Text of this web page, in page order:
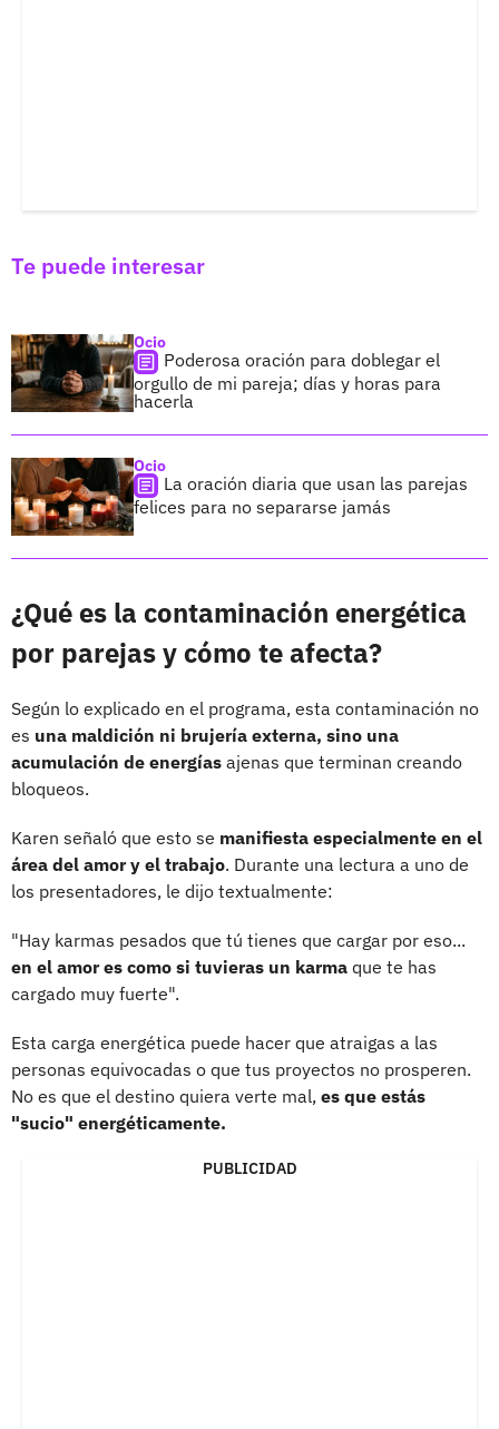
Te puede interesar
Ocio
Poderosa oración para doblegar el
orgullo de mi pareja; días y horas para
hacerla
Ocio
La oración diaria que usan las parejas
felices para no separarse jamás
¿Qué es la contaminación energética
por parejas y cómo te afecta?
Según lo explicado en el programa, esta contaminación no
es una maldición ni brujería externa, sino una
acumulación de energías ajenas que terminan creando
bloqueos.
Karen señaló que esto se manifiesta especialmente en el
área del amor y el trabajo. Durante una lectura a uno de
los presentadores, le dijo textualmente:
"Hay karmas pesados que tú tienes que cargar por eso...
en el amor es como si tuvieras un karma que te has
cargado muy fuerte".
Esta carga energética puede hacer que atraigas a las
personas equivocadas o que tus proyectos no prosperen.
No es que el destino quiera verte mal, es que estás
"sucio" energéticamente.
PUBLICIDAD